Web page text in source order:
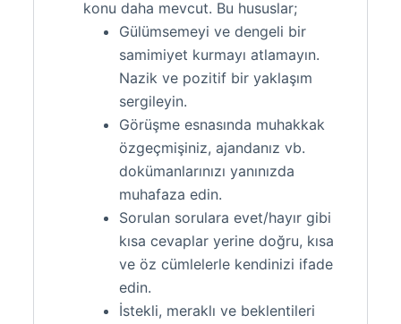
konu daha mevcut. Bu hususlar;
Gülümsemeyi ve dengeli bir
samimiyet kurmayı atlamayın.
Nazik ve pozitif bir yaklaşım
sergileyin.
Görüşme esnasında muhakkak
özgeçmişiniz, ajandanız vb.
dokümanlarınızı yanınızda
muhafaza edin.
Sorulan sorulara evet/hayır gibi
kısa cevaplar yerine doğru, kısa
ve öz cümlelerle kendinizi ifade
edin.
İstekli, meraklı ve beklentileri